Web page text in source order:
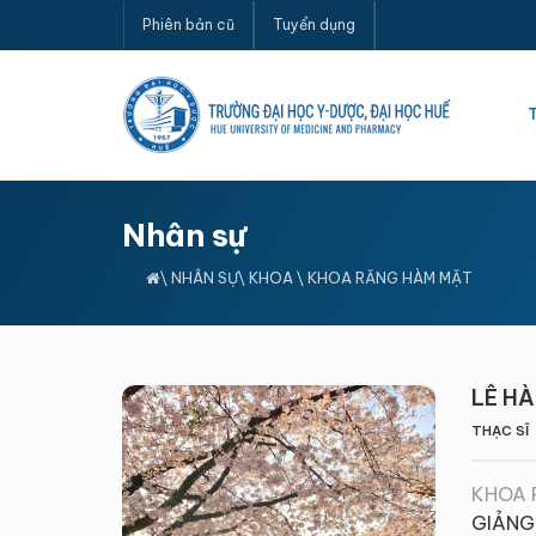
Phiên bản cũ Tuyển dụng
Nhân sự
\ NHÂN SỰ\ KHOA\ KHOA RĂNG HÀM MẶT
LÊ
THẠC SĨ
KHOA